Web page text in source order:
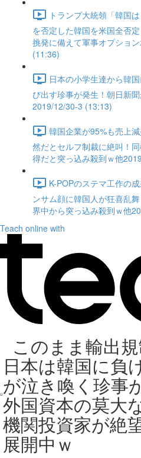
トランプ大統領「韓国
を否定した韓国を米国全否
挑発に備えて軍事オプショ
(11:36)
日本の小学生達から韓
び出す珍事が発生！朝日新
2019/12/30-3 (13:13)
韓国企業が95%も売上
然だとセルフ制裁に絶叫！
得だと突っ込み殺到ｗ他
K-POPのステマ工作の
ンサム顔に韓国人が狂喜乱
界中から突っ込み殺到ｗ他
Teach online with
このまま輸出
日本は韓国に負
が泣き喚く珍事
外国資本の莫大
機関投資家が絶
展開中ｗ